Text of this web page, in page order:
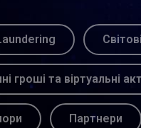
гроші та віртуальні
Партнери